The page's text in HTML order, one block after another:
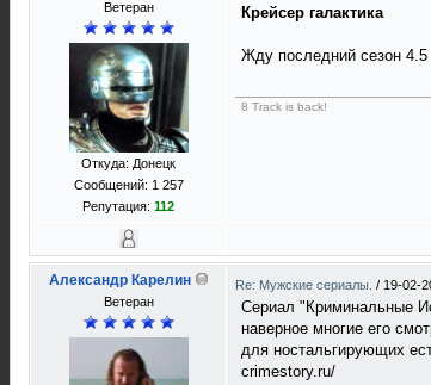
Ветеран
Откуда: Донецк
Сообщений: 1 257
Репутация: 112
Крейсер галактика
Жду последний сезон 4.5
8 Track is back!
Александр Карелин
Ветеран
Re: Мужские сериалы. / 19-02-
Сериал "Криминальные
наверное многие его
для ностальгирующих
crimestory.ru/